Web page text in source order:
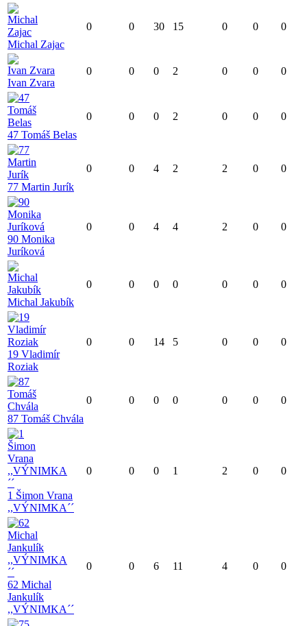
Michal Zajac
0 0 30 15 0 0 0
Ivan Zvara
0 0 0 2 0 0 0
47 Tomáš Belas
0 0 0 2 0 0 0
77 Martin Jurík
0 0 4 2 2 0 0
90 Monika
Juríková
0 0 4 4 2 0 0
Michal Jakubík
0 0 0 0 0 0 0
19 Vladimír
Roziak
0 0 14 5 0 0 0
87 Tomáš Chvála
0 0 0 0 0 0 0
1 Šimon Vrana
,,VÝNIMKA´´
0 0 0 1 2 0 0
62 Michal
Jankulík
,,VÝNIMKA´´
0 0 6 11 4 0 0